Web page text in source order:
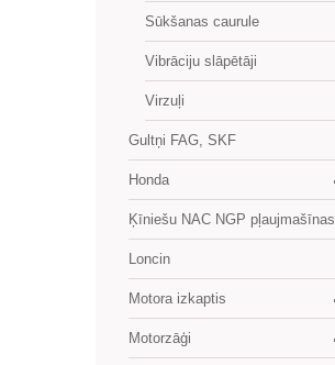
Sūkšanas caurule
Vibrāciju slāpētāji
Virzuļi
Gultņi FAG, SKF
Honda
Ķīniešu NAC NGP pļaujmašīnas
Loncin
Motora izkaptis
Motorzāģi